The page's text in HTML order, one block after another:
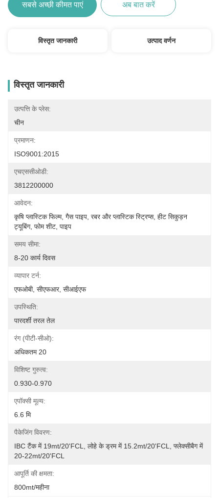
सबसे अच्छी कीमत पाएं अब बात करें
विस्तृत जानकारी उत्पाद वर्णन
विस्तृत जानकारी
उत्पत्ति के प्लेस:
चीन
प्रमाणन:
ISO9001:2015
एचएससीओडी:
3812200000
आवेदन:
कृषि प्लास्टिक फिल्म, गैस पाइप, रबर और प्लास्टिक स्ट्रिप्स, हीट सिकुड़न
ट्यूबिंग, फोम शीट, पाइप
समय सीमा:
8-20 कार्य दिवस
व्यापार टर्न:
एफओबी, सीएफआर, सीआईएफ
उपस्थिति:
पारदर्शी तरल तेल
रंग (पीटी-सीओ):
अधिकतम 20
विशिष्ट गुरुत्व:
0.930-0.970
एपॉक्सी मूल्य:
6.6 मि
पैकेजिंग विवरण:
IBC टैंक में 19mt/20'FCL, लोहे के ड्रम में 15.2mt/20'FCL, फ्लेक्सीबैग में
20-22mt/20'FCL
आपूर्ति की क्षमता:
800mt/महीना